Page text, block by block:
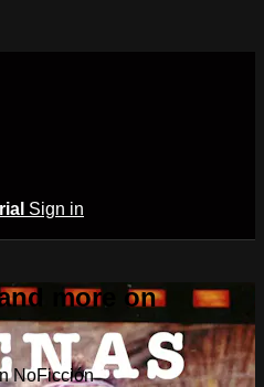
Sign in
more on
NoFicción